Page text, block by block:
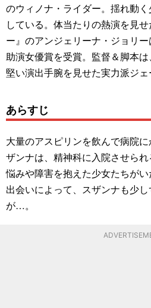
のウィノナ・ライダー。揺れ動
している。体当たりの熱演を見
ー』のアンジェリーナ・ジョリ
助演女優賞を受賞。監督＆脚本
堅い演出手腕を見せた実力派ジェ
あらすじ
大量のアスピリンを飲んで病院
ザンナは、精神科に入院させら
悩みや障害を抱えた少女たちが
出会いによって、スザンナも少
が…。